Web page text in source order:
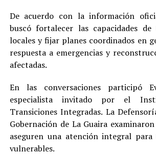
De acuerdo con la información
buscó fortalecer las capacidades
locales y fijar planes coordinados en
respuesta a emergencias y
afectadas.
En las conversaciones participó
especialista invitado por el
Transiciones Integradas. La
Gobernación de La Guaira
aseguren una atención integral para
vulnerables.